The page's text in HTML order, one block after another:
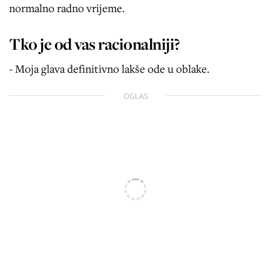
normalno radno vrijeme.
Tko je od vas racionalniji?
- Moja glava definitivno lakše ode u oblake.
OGLAS